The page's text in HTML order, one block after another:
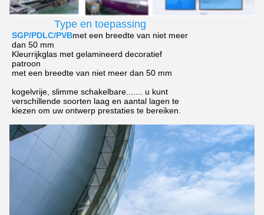
Type en toepassing
SGP/PDLC/PVBmet een breedte van niet meer
dan 50 mm
Kleurrijkglas met gelamineerd decoratief
patroon
met een breedte van niet meer dan 50 mm
kogelvrije, slimme schakelbare....... u kunt
verschillende soorten laag en aantal lagen te
kiezen om uw ontwerp prestaties te bereiken.